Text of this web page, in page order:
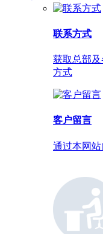
联系方式
获取总部
方式
客户留言
通过本网